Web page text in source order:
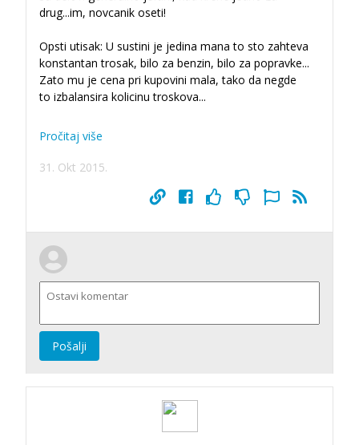
drug...im, novcanik oseti!
Opsti utisak: U sustini je jedina mana to sto zahteva
konstantan trosak, bilo za benzin, bilo za popravke...
Zato mu je cena pri kupovini mala, tako da negde
to izbalansira kolicinu troskova...
Pročitaj više
31. Okt 2015.
Pošalji